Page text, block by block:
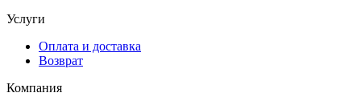
Услуги
Оплата и доставка
Возврат
Компания